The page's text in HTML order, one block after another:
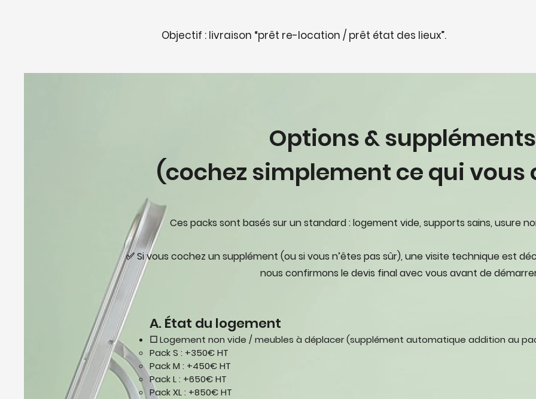
Objectif : livraison “prêt re-location / prêt état des lieux”.
Options & suppléments
(cochez simplement ce qui vous
Ces packs sont basés sur un standard : logement vide, supports sains, usure
✅ Si vous cochez un supplément (ou si vous n’êtes pas sûr), une visite technique est
nous confirmons le devis final avec vous avant de
A. État du logement
☐ Logement non vide / meubles à déplacer (supplément automatique addition au
Pack S : +350€ HT
Pack M : +450€ HT
Pack L : +650€ HT
Pack XL : +850€ HT